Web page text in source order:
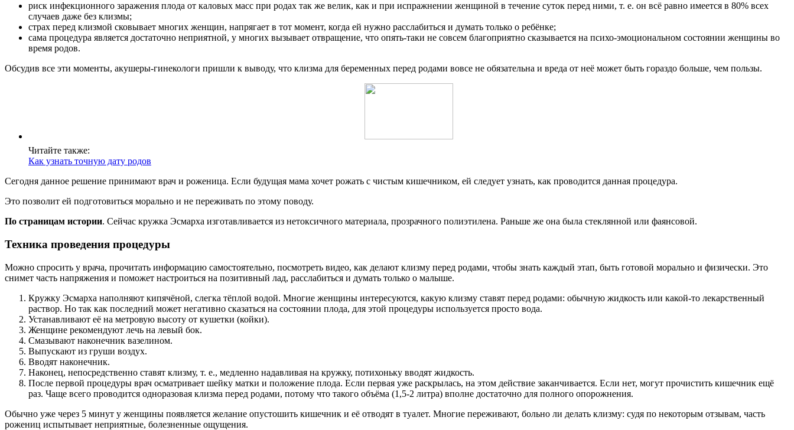
риск инфекционного заражения плода от каловых масс при родах так же велик, как и при испражнении женщиной в течение суток перед ними, т. е. он всё равно имеется в 80% всех
случаев даже без клизмы;
страх перед клизмой сковывает многих женщин, напрягает в тот момент, когда ей нужно расслабиться и думать только о ребёнке;
сама процедура является достаточно неприятной, у многих вызывает отвращение, что опять-таки не совсем благоприятно сказывается на психо-эмоциональном состоянии женщины во
время родов.
Обсудив все эти моменты, акушеры-гинекологи пришли к выводу, что клизма для беременных перед родами вовсе не обязательна и вреда от неё может быть гораздо больше, чем пользы.
Читайте также:
Как узнать точную дату родов
Сегодня данное решение принимают врач и роженица. Если будущая мама хочет рожать с чистым кишечником, ей следует узнать, как проводится данная процедура.
Это позволит ей подготовиться морально и не переживать по этому поводу.
По страницам истории. Сейчас кружка Эсмарха изготавливается из нетоксичного материала, прозрачного полиэтилена. Раньше же она была стеклянной или фаянсовой.
Техника проведения процедуры
Можно спросить у врача, прочитать информацию самостоятельно, посмотреть видео, как делают клизму перед родами, чтобы знать каждый этап, быть готовой морально и физически. Это
снимет часть напряжения и поможет настроиться на позитивный лад, расслабиться и думать только о малыше.
Кружку Эсмарха наполняют кипячёной, слегка тёплой водой. Многие женщины интересуются, какую клизму ставят перед родами: обычную жидкость или какой-то лекарственный
раствор. Но так как последний может негативно сказаться на состоянии плода, для этой процедуры используется просто вода.
Устанавливают её на метровую высоту от кушетки (койки).
Женщине рекомендуют лечь на левый бок.
Смазывают наконечник вазелином.
Выпускают из груши воздух.
Вводят наконечник.
Наконец, непосредственно ставят клизму, т. е., медленно надавливая на кружку, потихоньку вводят жидкость.
После первой процедуры врач осматривает шейку матки и положение плода. Если первая уже раскрылась, на этом действие заканчивается. Если нет, могут прочистить кишечник ещё
раз. Чаще всего проводится одноразовая клизма перед родами, потому что такого объёма (1,5-2 литра) вполне достаточно для полного опорожнения.
Обычно уже через 5 минут у женщины появляется желание опустошить кишечник и её отводят в туалет. Многие переживают, больно ли делать клизму: судя по некоторым отзывам, часть
рожениц испытывает неприятные, болезненные ощущения.